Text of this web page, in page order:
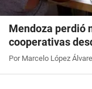
Mendoza perdió
cooperativas
Por Marcelo López